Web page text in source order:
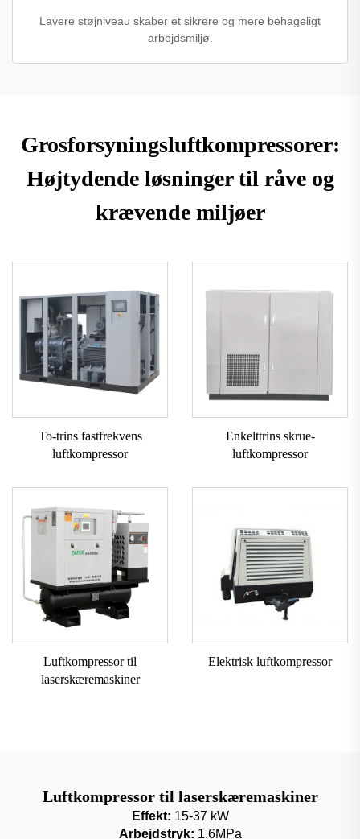
Lavere støjniveau skaber et sikrere og mere behageligt
arbejdsmiljø.
Grosforsyningsluftkompressorer:
Højtydende løsninger til råve og
krævende miljøer
To-trins fastfrekvens
luftkompressor
Enkelttrins skrue-
luftkompressor
Luftkompressor til
laserskæremaskiner
Elektrisk luftkompressor
Luftkompressor til laserskæremaskiner
Effekt: 15-37 kW
Arbejdstryk: 1.6MPa